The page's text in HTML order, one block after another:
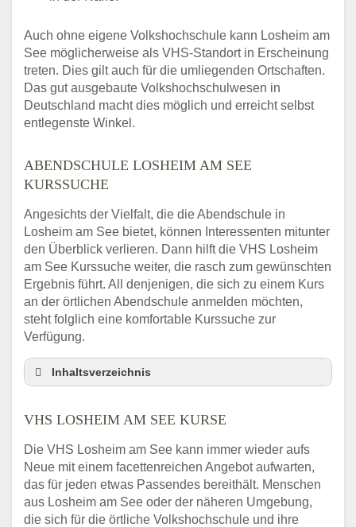
Auch ohne eigene Volkshochschule kann Losheim am
See möglicherweise als VHS-Standort in Erscheinung
treten. Dies gilt auch für die umliegenden Ortschaften.
Das gut ausgebaute Volkshochschulwesen in
Deutschland macht dies möglich und erreicht selbst
entlegenste Winkel.
ABENDSCHULE LOSHEIM AM SEE
KURSSUCHE
Angesichts der Vielfalt, die die Abendschule in
Losheim am See bietet, können Interessenten mitunter
den Überblick verlieren. Dann hilft die VHS Losheim
am See Kurssuche weiter, die rasch zum gewünschten
Ergebnis führt. All denjenigen, die sich zu einem Kurs
an der örtlichen Abendschule anmelden möchten,
steht folglich eine komfortable Kurssuche zur
Verfügung.
Inhaltsverzeichnis
Umgebung
Abendschule Losheim am See Kurssuche
VHS Losheim am See Kurse
VHS Losheim am See – Öffnungszeiten und
Telefonnummer
VHS LOSHEIM AM SEE KURSE
Die VHS Losheim am See kann immer wieder aufs
Neue mit einem facettenreichen Angebot aufwarten,
das für jeden etwas Passendes bereithält. Menschen
aus Losheim am See oder der näheren Umgebung,
die sich für die örtliche Volkshochschule und ihre